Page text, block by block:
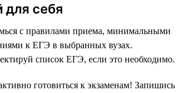
для себя
с правилами приема, минимальными
к ЕГЭ в выбранных вузах.
список ЕГЭ, если это необходимо.
готовиться к экзаменам! Запишись